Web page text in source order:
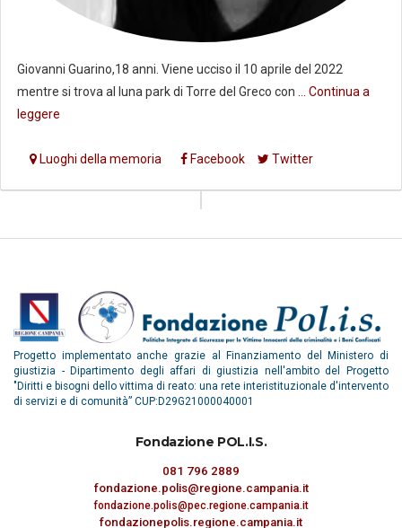
Giovanni Guarino,18 anni. Viene ucciso il 10 aprile del 2022
mentre si trova al luna park di Torre del Greco con
... Continua a
leggere
Luoghi della memoria Facebook Twitter
Progetto implementato anche grazie al Finanziamento del Ministero di
giustizia - Dipartimento degli affari di giustizia nell'ambito del Progetto
"Diritti e bisogni dello vittima di reato: una rete interistituzionale d'intervento
di servizi e di comunità” CUP:D29G21000040001
Fondazione POL.I.S.
081 796 2889
fondazione.polis@regione.campania.it
fondazione.polis@pec.regione.campania.it
fondazionepolis.regione.campania.it